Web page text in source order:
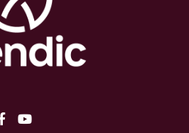
Lien vers le compte Facebook
Lien vers la chaîne Youtube